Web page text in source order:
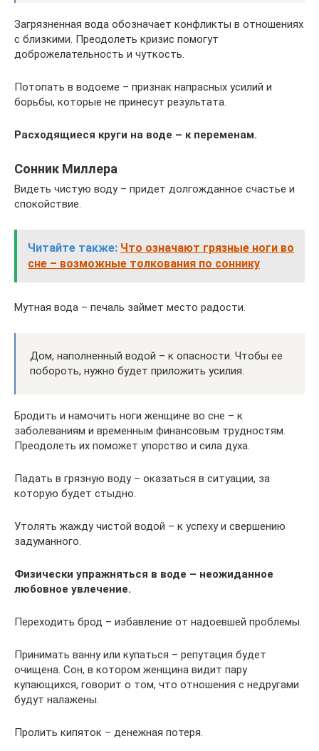
Загрязненная вода обозначает конфликты в отношениях
с близкими. Преодолеть кризис помогут
доброжелательность и чуткость.
Потопать в водоеме – признак напрасных усилий и
борьбы, которые не принесут результата.
Расходящиеся круги на воде – к переменам.
Сонник Миллера
Видеть чистую воду – придет долгожданное счастье и
спокойствие.
Читайте также: Что означают грязные ноги во
сне – возможные толкования по соннику
Мутная вода – печаль займет место радости.
Дом, наполненный водой – к опасности. Чтобы ее
побороть, нужно будет приложить усилия.
Бродить и намочить ноги женщине во сне – к
заболеваниям и временным финансовым трудностям.
Преодолеть их поможет упорство и сила духа.
Падать в грязную воду – оказаться в ситуации, за
которую будет стыдно.
Утолять жажду чистой водой – к успеху и свершению
задуманного.
Физически упражняться в воде – неожиданное
любовное увлечение.
Переходить брод – избавление от надоевшей проблемы.
Принимать ванну или купаться – репутация будет
очищена. Сон, в котором женщина видит пару
купающихся, говорит о том, что отношения с недругами
будут налажены.
Пролить кипяток – денежная потеря.